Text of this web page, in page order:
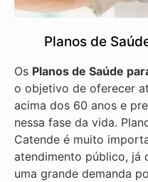
Planos de
Os Planos de Saúde
o objetivo de oferecer
acima dos 60 anos e
nessa fase da vida.
Catende é muito
atendimento público, já
uma grande demanda